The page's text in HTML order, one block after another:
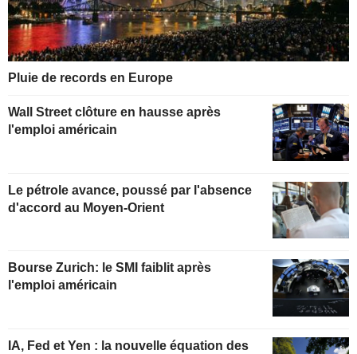
Pluie de records en Europe
Wall Street clôture en hausse après
l'emploi américain
Le pétrole avance, poussé par l'absence
d'accord au Moyen-Orient
Bourse Zurich: le SMI faiblit après
l'emploi américain
IA, Fed et Yen : la nouvelle équation des